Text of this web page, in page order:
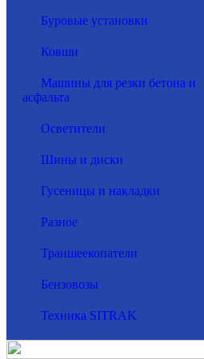
Буровые установки
Ковши
Машины для резки бетона и
асфальта
Осветители
Шины и диски
Гусеницы и накладки
Разное
Траншеекопатели
Бензовозы
Техника SITRAK